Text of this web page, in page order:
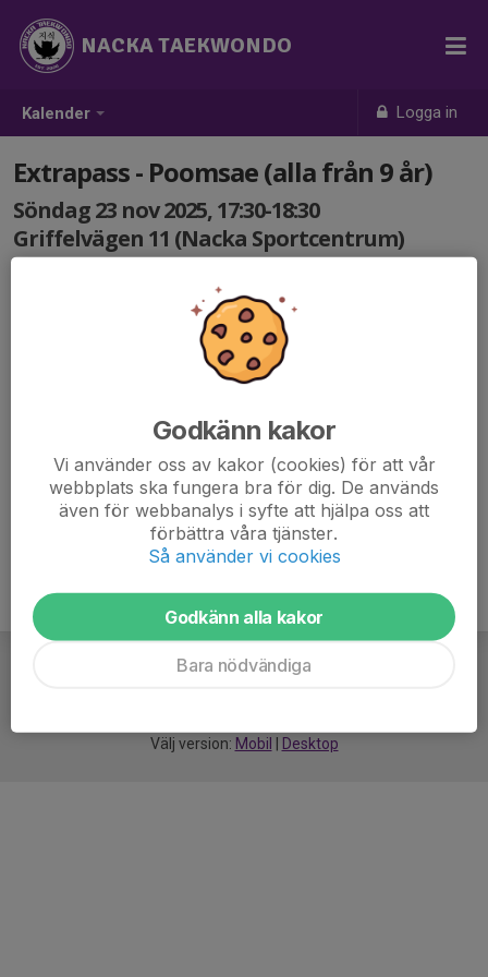
Kalender Logga in
NACKA TAEKWONDO
Extrapass - Poomsae (alla från 9 år)
Söndag 23 nov 2025, 17:30-18:30
Griffelvägen 11 (Nacka Sportcentrum)
Välj version: Mobil Desktop
Godkänn kakor
Vi använder oss av kakor (cookies) för att vår
webbplats ska fungera bra för dig. De används
även för webbanalys i syfte att hjälpa oss att
förbättra våra tjänster.
Så använder vi cookies
Godkänn alla kakor
Bara nödvändiga